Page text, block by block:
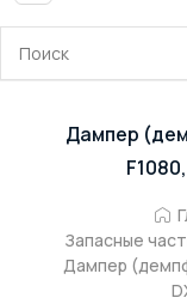
Дампер
Запасные
Дампер